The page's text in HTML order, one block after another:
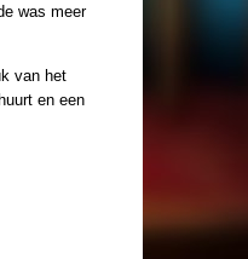
was meer
van het
en een